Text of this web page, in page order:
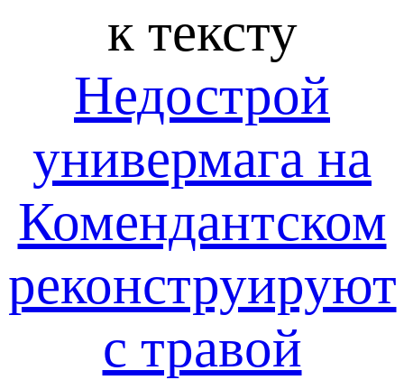
к тексту
Недострой
универмага на
Комендантском
реконструируют
с травой